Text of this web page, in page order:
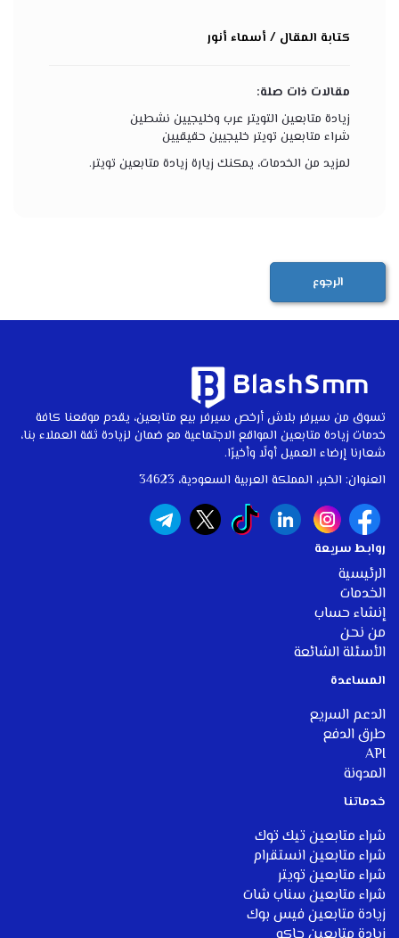
كتابة المقال / أسماء أنور
مقالات ذات صلة:
زيادة متابعين التويتر عرب وخليجيين نشطين
شراء متابعين تويتر خليجيين حقيقيين
لمزيد من الخدمات، يمكنك زيارة زيادة متابعين تويتر.
الرجوع
تسوق من سيرفر بلاش أرخص سيرفر بيع متابعين، يقدم موقعنا كافة
خدمات زيادة متابعين المواقع الاجتماعية مع ضمان لزيادة ثقة العملاء بنا،
شعارنا إرضاء العميل أولًا وأخيرًا.
العنوان: الخبر، المملكة العربية السعودية، 34623
روابط سريعة
الرئيسية
الخدمات
إنشاء حساب
من نحن
الأسئلة الشائعة
المساعدة
الدعم السريع
طرق الدفع
API
المدونة
خدماتنا
شراء متابعين تيك توك
شراء متابعين انستقرام
شراء متابعين تويتر
شراء متابعين سناب شات
زيادة متابعين فيس بوك